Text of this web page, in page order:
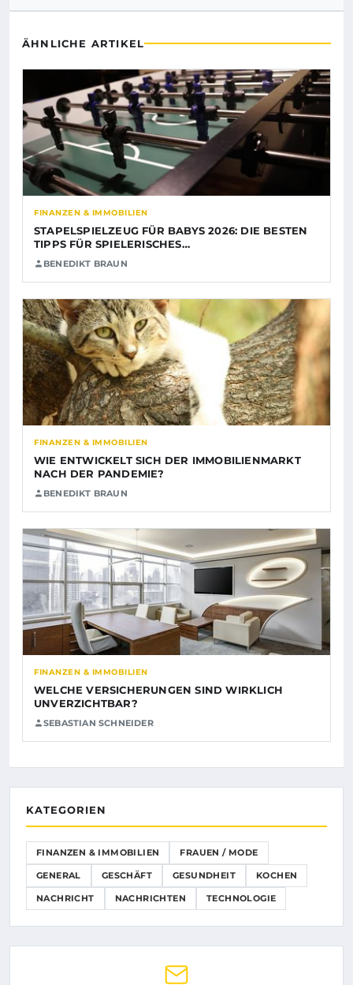
ÄHNLICHE ARTIKEL
FINANZEN & IMMOBILIEN
STAPELSPIELZEUG FÜR BABYS 2026: DIE BESTEN
TIPPS FÜR SPIELERISCHES…
BENEDIKT BRAUN
FINANZEN & IMMOBILIEN
WIE ENTWICKELT SICH DER IMMOBILIENMARKT
NACH DER PANDEMIE?
BENEDIKT BRAUN
FINANZEN & IMMOBILIEN
WELCHE VERSICHERUNGEN SIND WIRKLICH
UNVERZICHTBAR?
SEBASTIAN SCHNEIDER
KATEGORIEN
FINANZEN & IMMOBILIEN FRAUEN / MODE
GENERAL GESCHÄFT GESUNDHEIT KOCHEN
NACHRICHT NACHRICHTEN TECHNOLOGIE